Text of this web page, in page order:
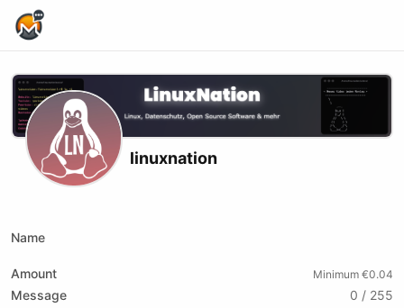
linuxnation
Name
Amount Minimum €0.04
Message
0 / 255